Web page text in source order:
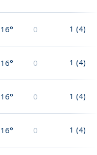
16° 0 1 (4)
16° 0 1 (4)
16° 0 1 (4)
16° 0 1 (4)